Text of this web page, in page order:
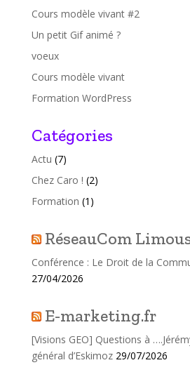
Cours modèle vivant #2
Un petit Gif animé ?
voeux
Cours modèle vivant
Formation WordPress
Catégories
Actu (7)
Chez Caro ! (2)
Formation (1)
RéseauCom
Conférence : Le Droit de la
27/04/2026
E-marketing.fr
[Visions GEO] Questions à
général d’Eskimoz 29/07/2026